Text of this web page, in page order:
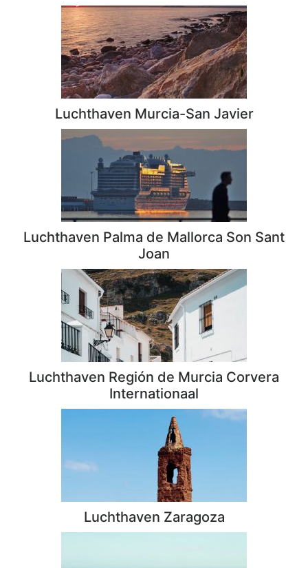
Luchthaven Murcia-San Javier
Luchthaven Palma de Mallorca Son Sant
Joan
Luchthaven Región de Murcia Corvera
Internationaal
Luchthaven Zaragoza